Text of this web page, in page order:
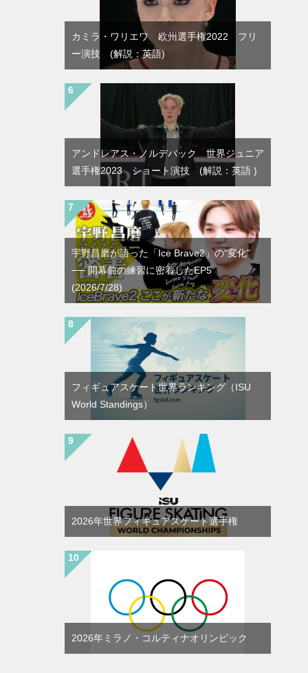
カミラ・ワリエワ 欧州選手権2022 フリ
ー演技 (解説：英語)
アンドレアス・ノルデバック 世界ジュニア
選手権2023 ショート演技 (解説：英語 )
宇野昌磨が語った「Ice Brave2」の“変化”
── 開幕前の練習に密着したEP5
(2026/7/28)
フィギュアスケート世界ランキング（ISU
World Standings）
2026年世界フィギュアスケート選手権
2026年ミラノ・コルティナオリンピック